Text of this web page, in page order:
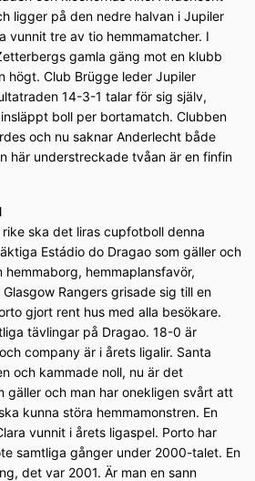
ligger på den nedre halvan i Jupiler
vunnit tre av tio hemmamatcher. I
gamla gäng mot en klubb
högt. Club Brügge leder Jupiler
14-3-1 talar för sig själv,
boll per bortamatch. Clubben
och nu saknar Anderlecht både
här understreckade tvåan är en finfin
ska det liras cupfotboll denna
Estádio do Dragao som gäller och
hemmaborg, hemmaplansfavör,
Rangers grisade sig till en
gjort rent hus med alla besökare.
tävlingar på Dragao. 18-0 är
company är i årets ligalir. Santa
och kammade noll, nu är det
gäller och man har onekligen svårt att
kunna störa hemmamonstren. En
vunnit i årets ligaspel. Porto har
samtliga gånger under 2000-talet. En
det var 2001. Är man en sann